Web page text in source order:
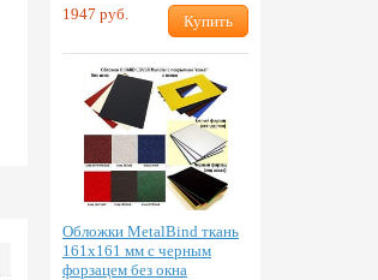
1947 руб.
Купить
Обложки MetalBind ткань
161х161 мм с черным
форзацем без окна